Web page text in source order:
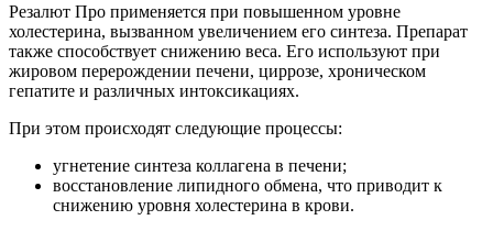
Резалют Про применяется при повышенном уровне
холестерина, вызванном увеличением его синтеза. Препарат
также способствует снижению веса. Его используют при
жировом перерождении печени, циррозе, хроническом
гепатите и различных интоксикациях.
При этом происходят следующие процессы:
угнетение синтеза коллагена в печени;
восстановление липидного обмена, что приводит к
снижению уровня холестерина в крови.